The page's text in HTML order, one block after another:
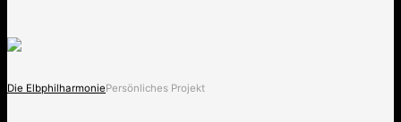
Die ElbphilharmoniePersönliches Projekt